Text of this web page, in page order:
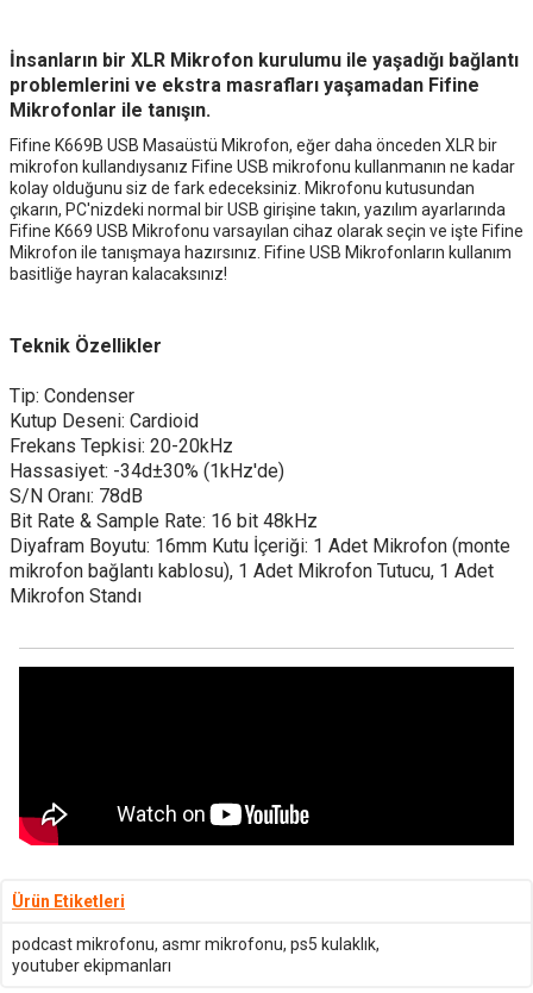
İnsanların bir XLR Mikrofon kurulumu ile yaşadığı bağlantı
problemlerini ve ekstra masrafları yaşamadan Fifine
Mikrofonlar ile tanışın.
Fifine K669B USB Masaüstü Mikrofon, eğer daha önceden XLR bir
mikrofon kullandıysanız Fifine USB mikrofonu kullanmanın ne kadar
kolay olduğunu siz de fark edeceksiniz. Mikrofonu kutusundan
çıkarın, PC'nizdeki normal bir USB girişine takın, yazılım ayarlarında
Fifine K669 USB Mikrofonu varsayılan cihaz olarak seçin ve işte Fifine
Mikrofon ile tanışmaya hazırsınız. Fifine USB Mikrofonların kullanım
basitliğe hayran kalacaksınız!
Teknik Özellikler
Tip: Condenser
Kutup Deseni: Cardioid
Frekans Tepkisi: 20-20kHz
Hassasiyet: -34d±30% (1kHz'de)
S/N Oranı: 78dB
Bit Rate & Sample Rate: 16 bit 48kHz
Diyafram Boyutu: 16mm Kutu İçeriği: 1 Adet Mikrofon (monte
mikrofon bağlantı kablosu), 1 Adet Mikrofon Tutucu, 1 Adet
Mikrofon Standı
Ürün Etiketleri
podcast mikrofonu, asmr mikrofonu, ps5 kulaklık,
youtuber ekipmanları